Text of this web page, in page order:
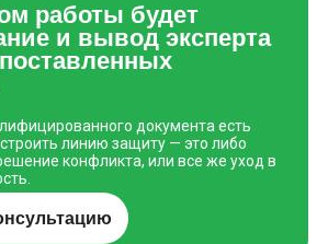
работы будет
и вывод эксперта
документа есть
линию защиту — это либо
конфликта, или все же уход в